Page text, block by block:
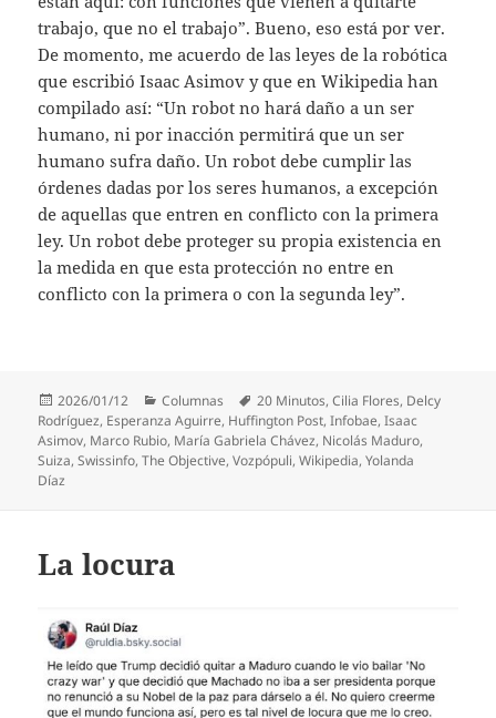
trabajo, que no el trabajo”. Bueno, eso está por ver.
De momento, me acuerdo de las leyes de la robótica
que escribió Isaac Asimov y que en Wikipedia han
compilado así: “Un robot no hará daño a un ser
humano, ni por inacción permitirá que un ser
humano sufra daño. Un robot debe cumplir las
órdenes dadas por los seres humanos, a excepción
de aquellas que entren en conflicto con la primera
ley. Un robot debe proteger su propia existencia en
la medida en que esta protección no entre en
conflicto con la primera o con la segunda ley”.
Publicado
el
2026/01/12 Categorías
Columnas Etiquetas
20 Minutos,Cilia Flores, Delcy
Rodríguez, Esperanza Aguirre, Huffington Post,Infobae,Isaac
Asimov, Marco Rubio, María Gabriela Chávez, Nicolás Maduro,
Suiza,Swissinfo,The Objective,Vozpópuli,Wikipedia,Yolanda
Díaz
La locura